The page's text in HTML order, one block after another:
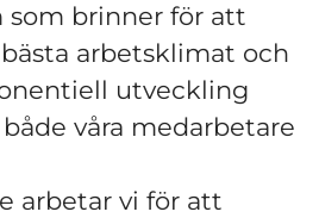
brinner för att
arbetsklimat och
utveckling
våra medarbetare
arbetar vi för att